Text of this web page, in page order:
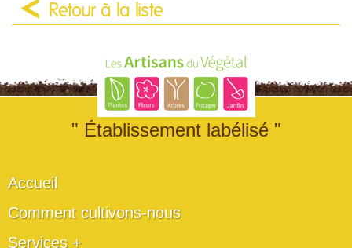
Retour à la liste
" Établissement labélisé "
Accueil
Comment cultivons-nous
Services +